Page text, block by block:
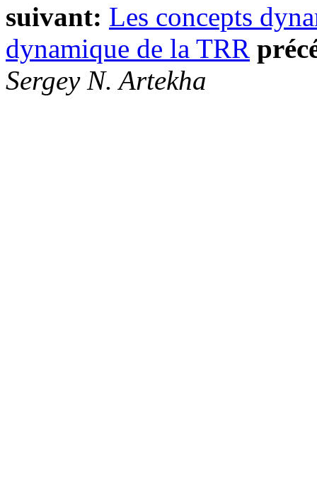
suivant: Les concepts
dynamique de la TRR
Sergey N. Artekha